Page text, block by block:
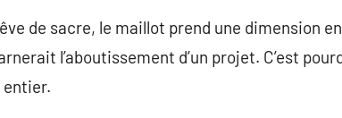
de sacre, le maillot prend une dimension
l’aboutissement d’un projet. C’est
entier.